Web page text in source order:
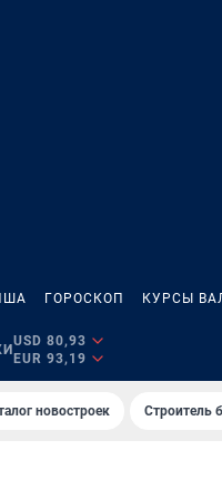
ГОРОСКОП КУРСЫ
USD 80,93
EUR 93,19
новостроек Строитель